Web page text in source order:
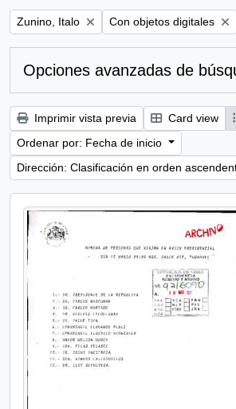
Remove filter:
Zunino, Italo Remove filter:
Con objetos digitales
Opciones avanzadas de
Imprimir vista previa Card view
Ordenar por: Fecha de inicio
Dirección: Clasificación en orden